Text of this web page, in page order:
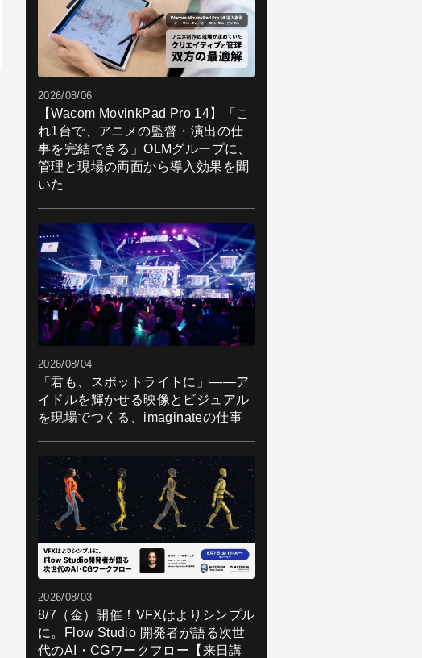
2026/08/06
【Wacom MovinkPad Pro 14】「こ
れ1台で、アニメの監督・演出の仕
事を完結できる」OLMグループに、
管理と現場の両面から導入効果を聞
いた
2026/08/04
「君も、スポットライトに」――ア
イドルを輝かせる映像とビジュアル
を現場でつくる、imaginateの仕事
2026/08/03
8/7（金）開催！VFXはよりシンプル
に。Flow Studio 開発者が語る次世
代のAI・CGワークフロー【来日講